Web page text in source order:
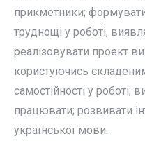
прикметники;
труднощі у роботі,
реалізовувати проект
користуючись
самостійності у роботі;
працювати; розвивати
української мови.